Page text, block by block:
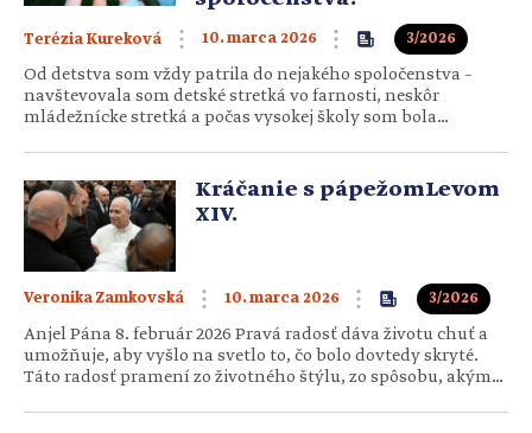
Terézia Kureková 10. marca 2026 3/2026
Od detstva som vždy patrila do nejakého spoločenstva –
navštevovala som detské stretká vo farnosti, neskôr
mládežnícke stretká a počas vysokej školy som bola
však nie som členkou žiadneho spoločenstva. S manželom
teraz zvažujeme zapojiť sa do nejakého stretka, ktoré by nám
pomohlo duchovne… Kráčanie s pápežomLevom
XIV.
Veronika Zamkovská 10. marca 2026 3/2026
Anjel Pána 8. február 2026 Pravá radosť dáva životu chuť a
umožňuje, aby vyšlo na svetlo to, čo bolo dovtedy skryté.
Táto radosť pramení zo životného štýlu, zo spôsobu, akým
ktorý si treba priať a vedome zvoliť. Je to…